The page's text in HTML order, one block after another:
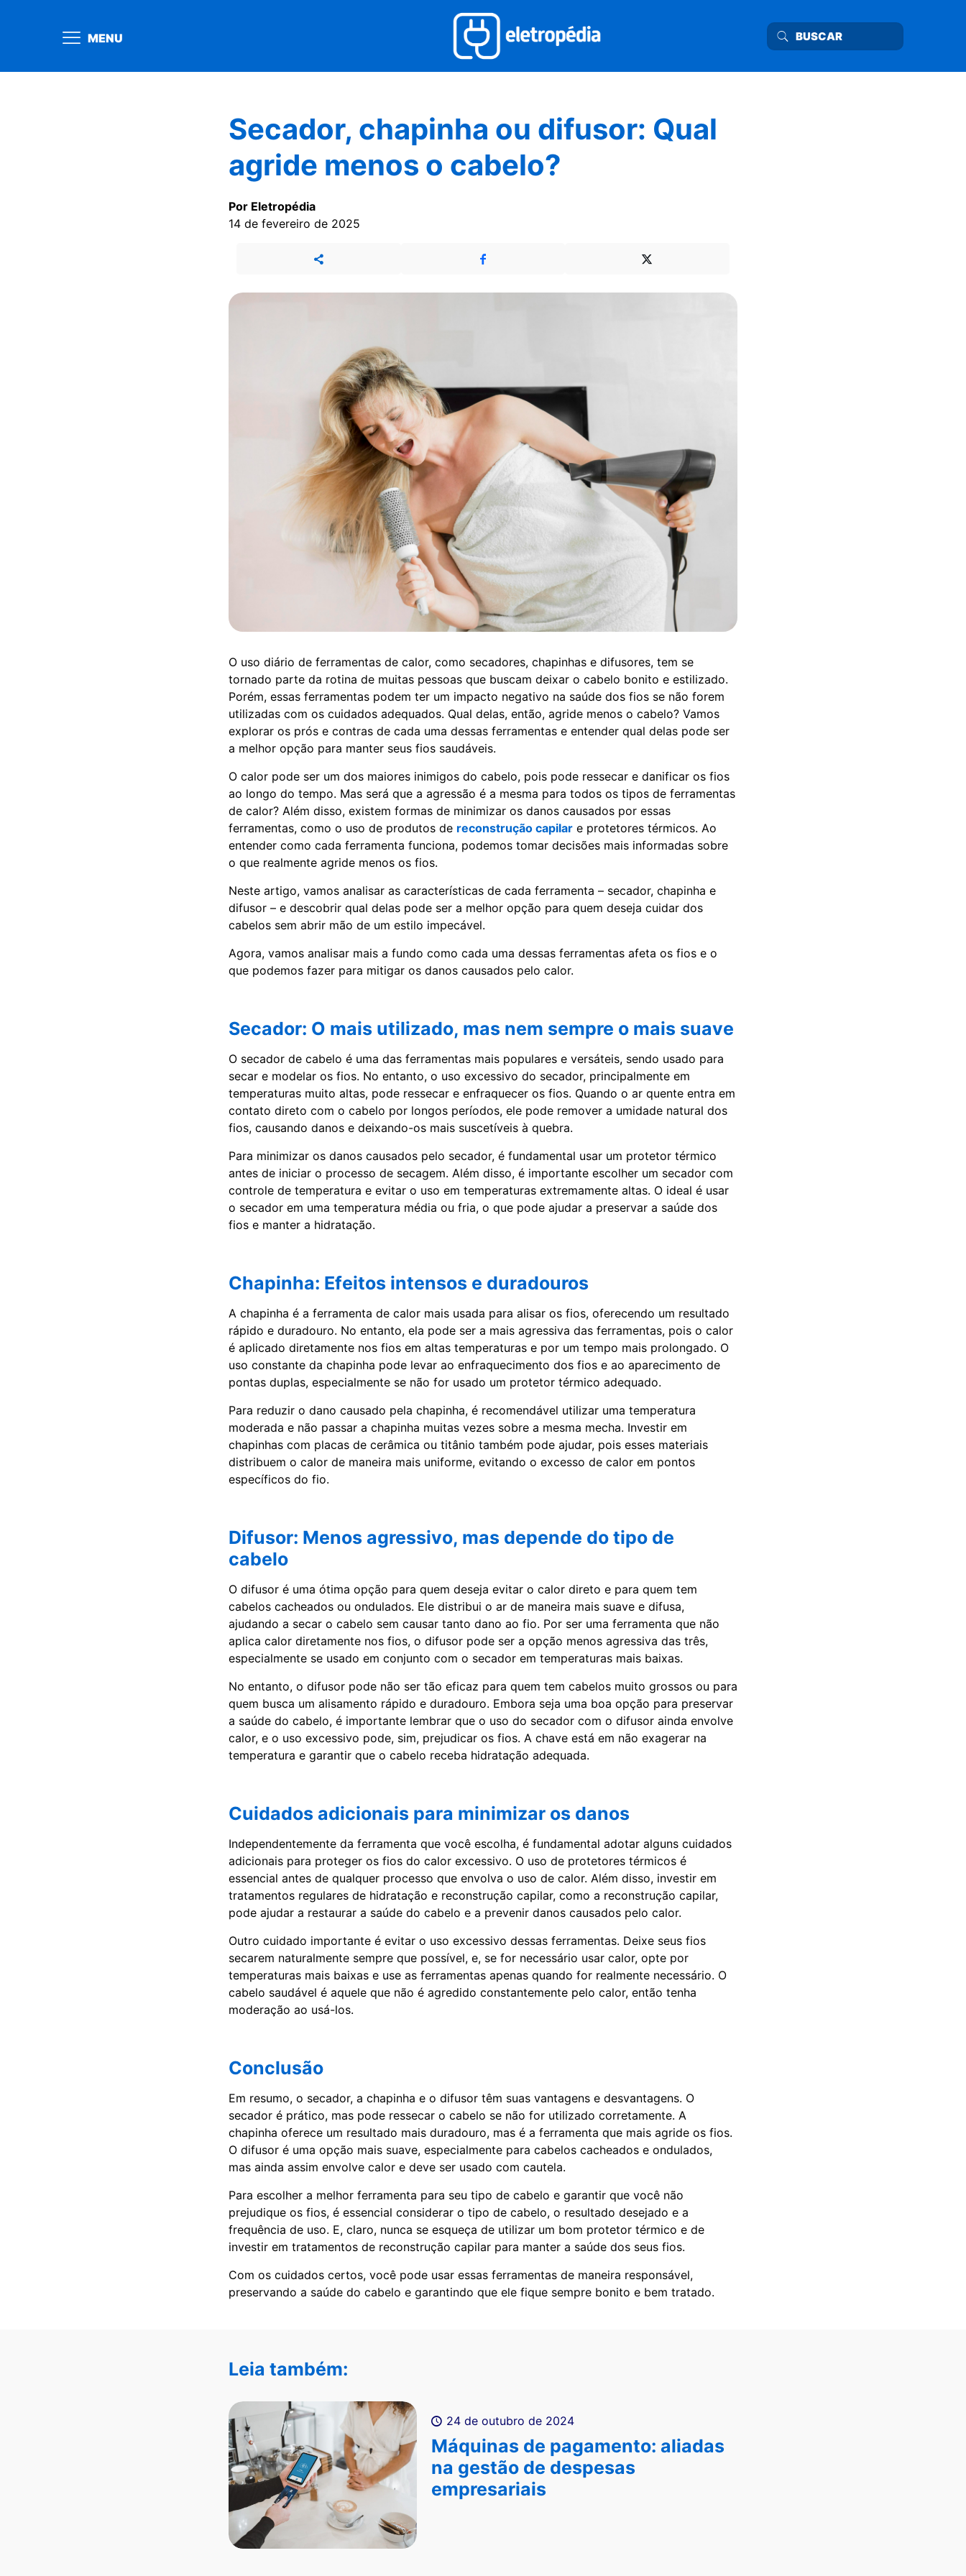
MENU
Secador, chapinha ou difusor: Qual
agride menos o cabelo?
Por Eletropédia
14 de fevereiro de 2025
O uso diário de ferramentas de calor, como secadores, chapinhas e difusores, tem se
tornado parte da rotina de muitas pessoas que buscam deixar o cabelo bonito e estilizado.
Porém, essas ferramentas podem ter um impacto negativo na saúde dos fios se não forem
utilizadas com os cuidados adequados. Qual delas, então, agride menos o cabelo? Vamos
explorar os prós e contras de cada uma dessas ferramentas e entender qual delas pode ser
a melhor opção para manter seus fios saudáveis.
O calor pode ser um dos maiores inimigos do cabelo, pois pode ressecar e danificar os fios
ao longo do tempo. Mas será que a agressão é a mesma para todos os tipos de ferramentas
de calor? Além disso, existem formas de minimizar os danos causados por essas
ferramentas, como o uso de produtos de reconstrução capilar e protetores térmicos. Ao
entender como cada ferramenta funciona, podemos tomar decisões mais informadas sobre
o que realmente agride menos os fios.
Neste artigo, vamos analisar as características de cada ferramenta – secador, chapinha e
difusor – e descobrir qual delas pode ser a melhor opção para quem deseja cuidar dos
cabelos sem abrir mão de um estilo impecável.
Agora, vamos analisar mais a fundo como cada uma dessas ferramentas afeta os fios e o
que podemos fazer para mitigar os danos causados pelo calor.
Secador: O mais utilizado, mas nem sempre o mais suave
O secador de cabelo é uma das ferramentas mais populares e versáteis, sendo usado para
secar e modelar os fios. No entanto, o uso excessivo do secador, principalmente em
temperaturas muito altas, pode ressecar e enfraquecer os fios. Quando o ar quente entra em
contato direto com o cabelo por longos períodos, ele pode remover a umidade natural dos
fios, causando danos e deixando-os mais suscetíveis à quebra.
Para minimizar os danos causados pelo secador, é fundamental usar um protetor térmico
antes de iniciar o processo de secagem. Além disso, é importante escolher um secador com
controle de temperatura e evitar o uso em temperaturas extremamente altas. O ideal é usar
o secador em uma temperatura média ou fria, o que pode ajudar a preservar a saúde dos
fios e manter a hidratação.
Chapinha: Efeitos intensos e duradouros
A chapinha é a ferramenta de calor mais usada para alisar os fios, oferecendo um resultado
rápido e duradouro. No entanto, ela pode ser a mais agressiva das ferramentas, pois o calor
é aplicado diretamente nos fios em altas temperaturas e por um tempo mais prolongado. O
uso constante da chapinha pode levar ao enfraquecimento dos fios e ao aparecimento de
pontas duplas, especialmente se não for usado um protetor térmico adequado.
Para reduzir o dano causado pela chapinha, é recomendável utilizar uma temperatura
moderada e não passar a chapinha muitas vezes sobre a mesma mecha. Investir em
chapinhas com placas de cerâmica ou titânio também pode ajudar, pois esses materiais
distribuem o calor de maneira mais uniforme, evitando o excesso de calor em pontos
específicos do fio.
Difusor: Menos agressivo, mas depende do tipo de
cabelo
O difusor é uma ótima opção para quem deseja evitar o calor direto e para quem tem
cabelos cacheados ou ondulados. Ele distribui o ar de maneira mais suave e difusa,
ajudando a secar o cabelo sem causar tanto dano ao fio. Por ser uma ferramenta que não
aplica calor diretamente nos fios, o difusor pode ser a opção menos agressiva das três,
especialmente se usado em conjunto com o secador em temperaturas mais baixas.
No entanto, o difusor pode não ser tão eficaz para quem tem cabelos muito grossos ou para
quem busca um alisamento rápido e duradouro. Embora seja uma boa opção para preservar
a saúde do cabelo, é importante lembrar que o uso do secador com o difusor ainda envolve
calor, e o uso excessivo pode, sim, prejudicar os fios. A chave está em não exagerar na
temperatura e garantir que o cabelo receba hidratação adequada.
Cuidados adicionais para minimizar os danos
Independentemente da ferramenta que você escolha, é fundamental adotar alguns cuidados
adicionais para proteger os fios do calor excessivo. O uso de protetores térmicos é
essencial antes de qualquer processo que envolva o uso de calor. Além disso, investir em
tratamentos regulares de hidratação e reconstrução capilar, como a reconstrução capilar,
pode ajudar a restaurar a saúde do cabelo e a prevenir danos causados pelo calor.
Outro cuidado importante é evitar o uso excessivo dessas ferramentas. Deixe seus fios
secarem naturalmente sempre que possível, e, se for necessário usar calor, opte por
temperaturas mais baixas e use as ferramentas apenas quando for realmente necessário. O
cabelo saudável é aquele que não é agredido constantemente pelo calor, então tenha
moderação ao usá-los.
Conclusão
Em resumo, o secador, a chapinha e o difusor têm suas vantagens e desvantagens. O
secador é prático, mas pode ressecar o cabelo se não for utilizado corretamente. A
chapinha oferece um resultado mais duradouro, mas é a ferramenta que mais agride os fios.
O difusor é uma opção mais suave, especialmente para cabelos cacheados e ondulados,
mas ainda assim envolve calor e deve ser usado com cautela.
Para escolher a melhor ferramenta para seu tipo de cabelo e garantir que você não
prejudique os fios, é essencial considerar o tipo de cabelo, o resultado desejado e a
frequência de uso. E, claro, nunca se esqueça de utilizar um bom protetor térmico e de
investir em tratamentos de reconstrução capilar para manter a saúde dos seus fios.
Com os cuidados certos, você pode usar essas ferramentas de maneira responsável,
preservando a saúde do cabelo e garantindo que ele fique sempre bonito e bem tratado.
Leia também:
24 de outubro de 2024
Máquinas de pagamento: aliadas
na gestão de despesas
empresariais